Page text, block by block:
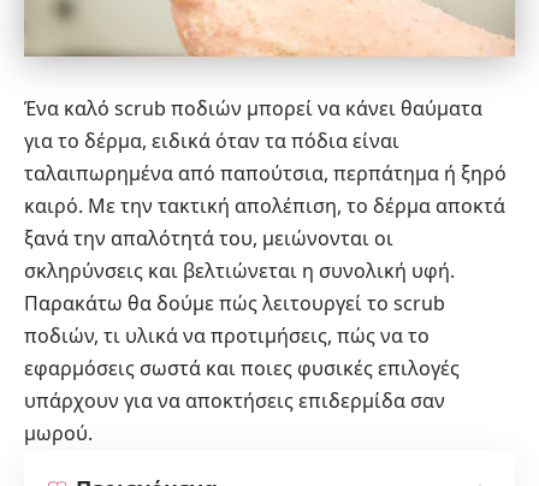
Ένα καλό scrub ποδιών μπορεί να κάνει θαύματα
για το δέρμα, ειδικά όταν τα πόδια είναι
ταλαιπωρημένα από παπούτσια, περπάτημα ή ξηρό
καιρό. Με την τακτική απολέπιση, το δέρμα αποκτά
ξανά την απαλότητά του, μειώνονται οι
σκληρύνσεις και βελτιώνεται η συνολική υφή.
Παρακάτω θα δούμε πώς λειτουργεί το scrub
ποδιών, τι υλικά να προτιμήσεις, πώς να το
εφαρμόσεις σωστά και ποιες φυσικές επιλογές
υπάρχουν για να αποκτήσεις επιδερμίδα σαν
μωρού.